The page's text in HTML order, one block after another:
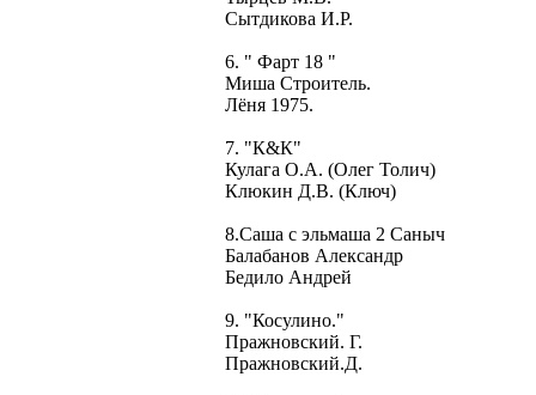
Сытдикова И.Р.
6. " Фарт 18 "
Миша Строитель.
Лёня 1975.
7. "К&К"
Кулага О.А. (Олег Толич)
Клюкин Д.В. (Ключ)
8.Саша с эльмаша 2 Саныч
Балабанов Александр
Бедило Андрей
9. "Косулино."
Пражновский. Г.
Пражновский.Д.